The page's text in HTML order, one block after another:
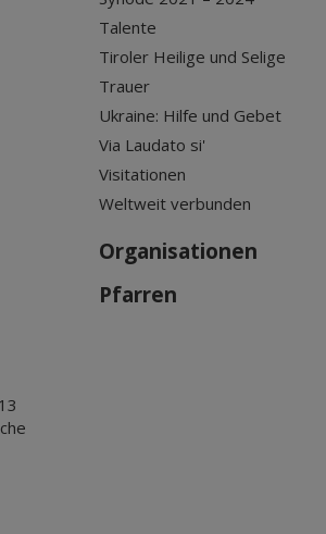
Talente
Tiroler Heilige und Selige
Trauer
Ukraine: Hilfe und Gebet
Via Laudato si'
Visitationen
Weltweit verbunden
Organisationen
Pfarren